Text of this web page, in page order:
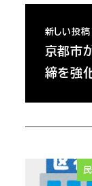
新しい投稿
京都市
締を強